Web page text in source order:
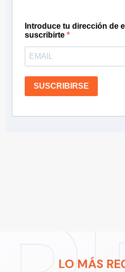
Introduce tu dirección de
suscribirte
SUSCRIBIRSE
LO MÁS